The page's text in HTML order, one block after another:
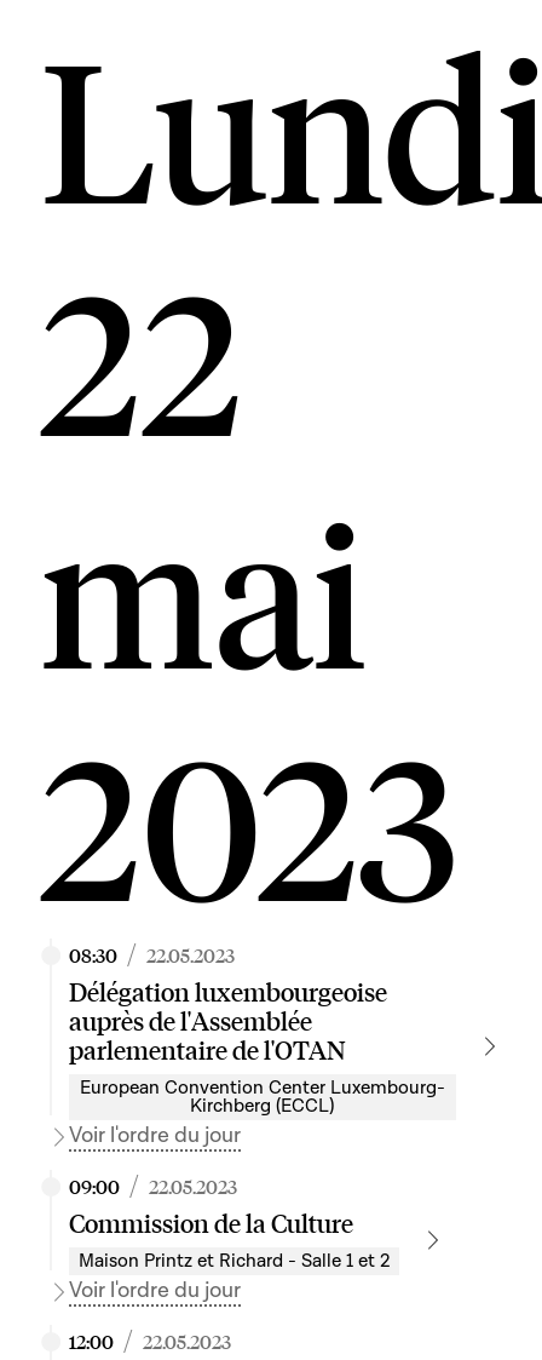
22
mai
2023
08:30 / 22.05.2023
Délégation luxembourgeoise
auprès de l'Assemblée
parlementaire de l'OTAN
European Convention Center Luxembourg-
Kirchberg (ECCL)
Voir l'ordre du jour
09:00 / 22.05.2023
Commission de la Culture
Maison Printz et Richard - Salle 1 et 2
Voir l'ordre du jour
12:00 / 22.05.2023